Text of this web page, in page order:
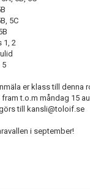
2020 & 2021
5C
1, 2
5
er klass till denna
t.o.m måndag 15
till kansli@toloif.se
i september!